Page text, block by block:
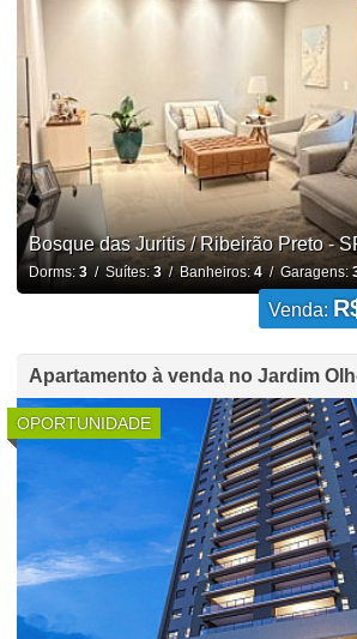
Bosque das Juritis / Ribeirão Preto -
Dorms: 3/ Suítes: 3/ Banheiros: 4/ Garagens:
Venda:
Apartamento à venda no Jardim
OPORTUNIDADE